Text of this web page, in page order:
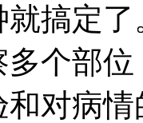
搞定
个部
对病